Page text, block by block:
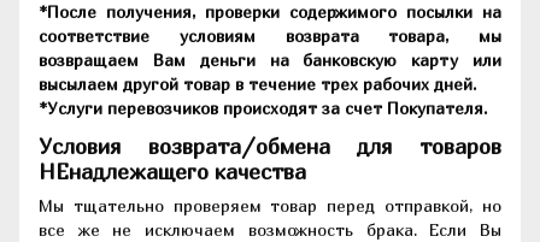
*После получения, проверки содержимого посылки на
соответствие условиям возврата товара, мы
возвращаем Вам деньги на банковскую карту или
высылаем другой товар в течение трех рабочих дней.
*Услуги перевозчиков происходят за счет Покупателя.
Условия возврата/обмена для товаров
НЕнадлежащего качества
Мы тщательно проверяем товар перед отправкой, но
все же не исключаем возможность брака. Если Вы